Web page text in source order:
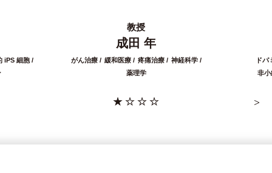
iPS 細胞
教授
成田 年
がん治療 緩和医療 疼痛治療
神経科学
薬理学
ドパ
非小